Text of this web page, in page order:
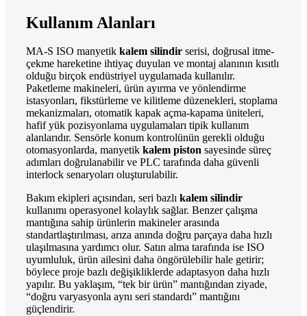
Kullanım Alanları
MA-S ISO manyetik kalem silindir serisi, doğrusal itme-
çekme hareketine ihtiyaç duyulan ve montaj alanının kısıtlı
olduğu birçok endüstriyel uygulamada kullanılır.
Paketleme makineleri, ürün ayırma ve yönlendirme
istasyonları, fikstürleme ve kilitleme düzenekleri, stoplama
mekanizmaları, otomatik kapak açma-kapama üniteleri,
hafif yük pozisyonlama uygulamaları tipik kullanım
alanlarıdır. Sensörle konum kontrolünün gerekli olduğu
otomasyonlarda, manyetik kalem piston sayesinde süreç
adımları doğrulanabilir ve PLC tarafında daha güvenli
interlock senaryoları oluşturulabilir.
Bakım ekipleri açısından, seri bazlı kalem silindir
kullanımı operasyonel kolaylık sağlar. Benzer çalışma
mantığına sahip ürünlerin makineler arasında
standartlaştırılması, arıza anında doğru parçaya daha hızlı
ulaşılmasına yardımcı olur. Satın alma tarafında ise ISO
uyumluluk, ürün ailesini daha öngörülebilir hale getirir;
böylece proje bazlı değişikliklerde adaptasyon daha hızlı
yapılır. Bu yaklaşım, “tek bir ürün” mantığından ziyade,
“doğru varyasyonla aynı seri standardı” mantığını
güçlendirir.